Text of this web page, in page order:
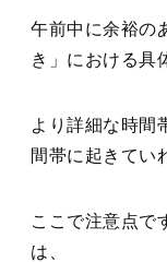
午前中に余裕の
き」における具
より詳細な時間
間帯に起きてい
ここで注意点で
は、